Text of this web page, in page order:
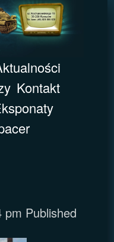
Kontakt
pm Published